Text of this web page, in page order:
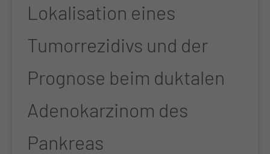
Lokalisation eines
Tumorrezidivs und der
Prognose beim duktalen
Adenokarzinom des
Pankreas